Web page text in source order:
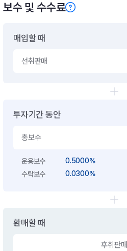
보수 및 수수료
매입할 때
선취판매
투자기간 동안
총보수
운용보수 0.5000%
수탁보수
0.0300%
환매할 때
후취판매